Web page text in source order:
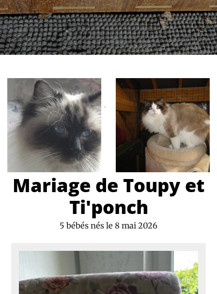
♥
♥
♥
♥
♥
♥
♥
♥
Mariage de Toupy et
Ti'ponch
5 bébés nés le 8 mai 2026